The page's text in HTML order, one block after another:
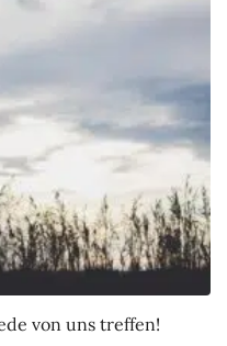
von uns treffen!